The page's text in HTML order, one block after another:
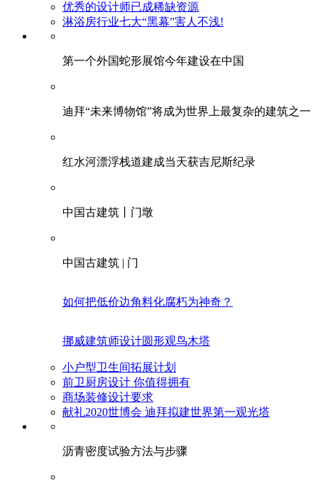
优秀的设计师已成稀缺资源
淋浴房行业七大“黑幕”害人不浅!
第一个外国蛇形展馆今年建设在中国
迪拜“未来博物馆”将成为世界上最复杂的建筑之一
红水河漂浮栈道建成当天获吉尼斯纪录
中国古建筑丨门墩
中国古建筑 | 门
如何把低价边角料化腐朽为神奇？
挪威建筑师设计圆形观鸟木塔
小户型卫生间拓展计划
前卫厨房设计 你值得拥有
商场装修设计要求
献礼2020世博会 迪拜拟建世界第一观光塔
​沥青密度试验方法与步骤